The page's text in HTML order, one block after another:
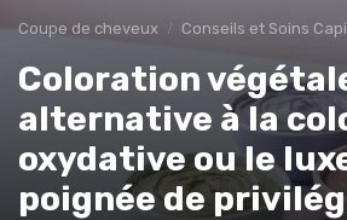
Coupe de cheveux Conseils et Soins
Coloration
alternative à la
oxydative ou le
poignée de